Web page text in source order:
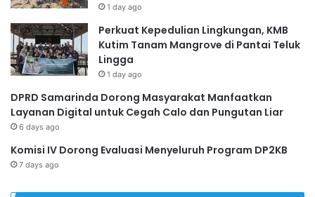
1 day ago
Perkuat Kepedulian Lingkungan, KMB
Kutim Tanam Mangrove di Pantai Teluk
Lingga
1 day ago
DPRD Samarinda Dorong Masyarakat Manfaatkan
Layanan Digital untuk Cegah Calo dan Pungutan Liar
6 days ago
Komisi IV Dorong Evaluasi Menyeluruh Program DP2KB
7 days ago